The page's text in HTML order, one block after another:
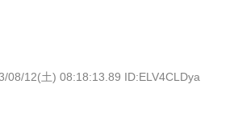
08/12(土) 08:18:13.89 ID:ELV4CLDya